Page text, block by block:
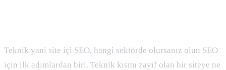
Teknik yani site içi SEO, hangi sektörde olursanız olun SEO
için ilk adımlardan biri. Teknik kısmı zayıf olan bir siteye ne